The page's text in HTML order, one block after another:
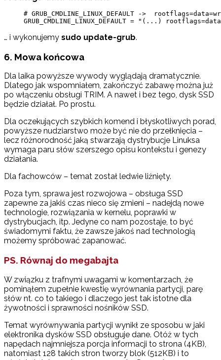
# GRUB_CMDLINE_LINUX_DEFAULT ->
GRUB_CMDLINE_LINUX_DEFAULT = "(...)
… i wykonujemy sudo update-grub.
6. Mowa końcowa
Dla laika powyższe wywody wyglądają dramatycznie.
Dlatego jak wspomniałem, zakończyć zabawę można już
po włączeniu obsługi TRIM. A nawet i bez tego, dysk SSD
będzie działał. Po prostu.
Dla oczekujących szybkich komend i błyskotliwych porad,
powyższe nudziarstwo może być nie do przełknięcia –
lecz różnorodność jaką stwarzają dystrybucje Linuksa
wymaga paru słów szerszego opisu kontekstu i genezy
działania.
Dla fachowców – temat został ledwie liźnięty.
Poza tym, sprawa jest rozwojowa – obsługa SSD
zapewne za jakiś czas nieco się zmieni – nadejdą nowe
technologie, rozwiązania w kernelu, poprawki w
dystrybucjach, itp. Jedyne co nam pozostaje, to być
świadomymi faktu, że zawsze jakoś nad technologią
możemy spróbować zapanować.
PS. Równaj do megabajta
W związku z trafnymi uwagami w komentarzach, że
pominąłem zupełnie kwestię wyrównania partycji, parę
słów nt. co to takiego i dlaczego jest tak istotne dla
żywotności i sprawności nośników SSD.
Temat wyrównywania partycji wynikł ze sposobu w jaki
elektronika dysków SSD obsługuje dane. Otóż w tych
napędach najmniejsza porcja informacji to strona (4KB),
natomiast 128 takich stron tworzy blok (512KB) i to